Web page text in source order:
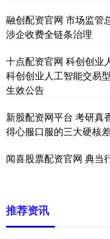
融创配资官网 市场监管
涉企收费全链条治理
十点配资官网 科创创业
科创创业人工智能交易
生效公告
新股配资网平台 考研真
得心服口服的三大硬核
闻喜股票配资官网 典当
推荐资讯